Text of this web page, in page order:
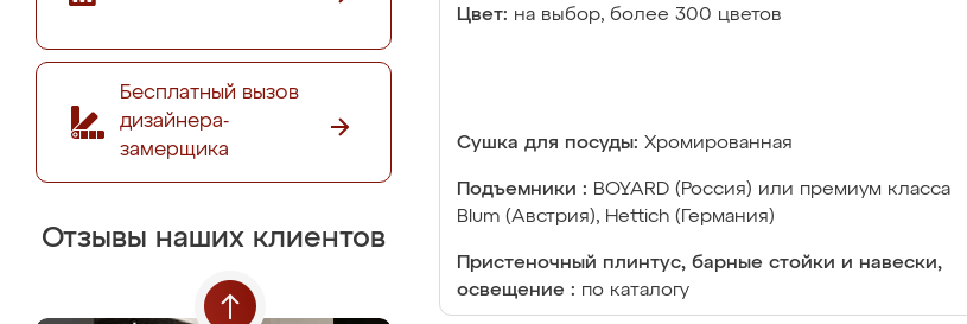
Бесплатный вызов
дизайнера-
замерщика
Отзывы наших клиентов
Цвет: на выбор, более 300 цветов
Сушка для посуды: Хромированная
Подъемники : BOYARD (Россия) или премиум класса
Blum (Австрия), Hettich (Германия)
Пристеночный плинтус, барные стойки и навески,
освещение : по каталогу